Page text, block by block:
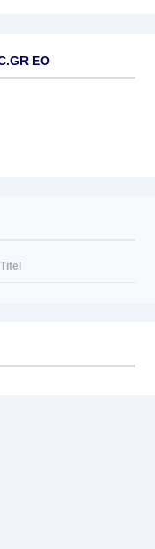
EO
Titel